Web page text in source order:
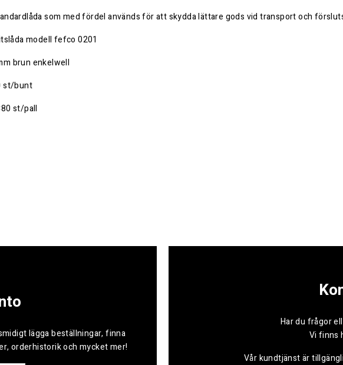
som med fördel används för att skydda lättare gods vid transport och
modell fefco 0201
brun enkelwell
st/bunt
st/pall
lägga beställningar, finna
orderhistorik och mycket mer!
Har du frågor
Vi finns
Vår kundtjänst är